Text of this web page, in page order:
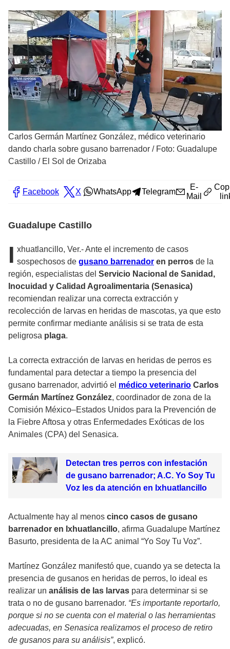
Carlos Germán Martínez González, médico veterinario
dando charla sobre gusano barrenador / Foto: Guadalupe
Castillo / El Sol de Orizaba
Facebook X WhatsApp Telegram
E-
Mail
Guadalupe Castillo
I xhuatlancillo, Ver.- Ante el incremento de casos
sospechosos de gusano barrenador en perros de la
región, especialistas del Servicio Nacional de Sanidad,
Inocuidad y Calidad Agroalimentaria (Senasica)
recomiendan realizar una correcta extracción y
recolección de larvas en heridas de mascotas, ya que esto
permite confirmar mediante análisis si se trata de esta
peligrosa plaga.
La correcta extracción de larvas en heridas de perros es
fundamental para detectar a tiempo la presencia del
gusano barrenador, advirtió el médico veterinario Carlos
Germán Martínez González, coordinador de zona de la
Comisión México–Estados Unidos para la Prevención de
la Fiebre Aftosa y otras Enfermedades Exóticas de los
Animales (CPA) del Senasica.
Detectan tres perros con infestación
de gusano barrenador; A.C. Yo Soy Tu
Voz les da atención en Ixhuatlancillo
Actualmente hay al menos cinco casos de gusano
barrenador en Ixhuatlancillo, afirma Guadalupe Martínez
Basurto, presidenta de la AC animal “Yo Soy Tu Voz”.
Martínez González manifestó que, cuando ya se detecta la
presencia de gusanos en heridas de perros, lo ideal es
realizar un análisis de las larvas para determinar si se
trata o no de gusano barrenador. “Es importante reportarlo,
porque si no se cuenta con el material o las herramientas
adecuadas, en Senasica realizamos el proceso de retiro
de gusanos para su análisis”, explicó.